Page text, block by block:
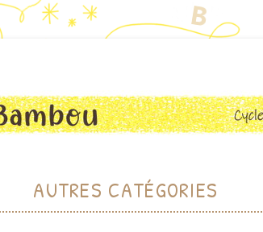
AUTRES CATÉGORIES